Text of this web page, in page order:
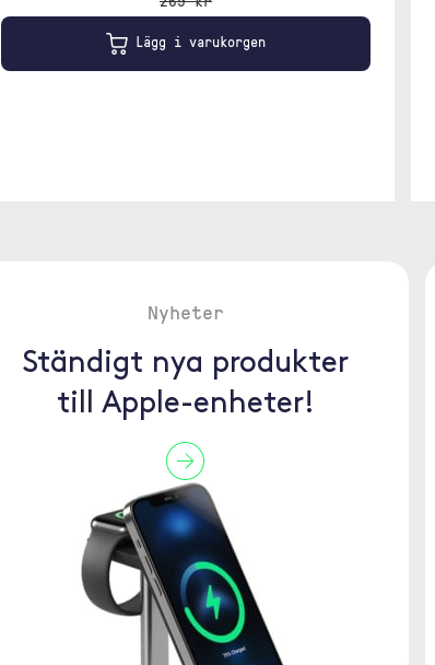
Lägg i varukorgen
Nyheter
Ständigt nya produkter
till Apple-enheter!